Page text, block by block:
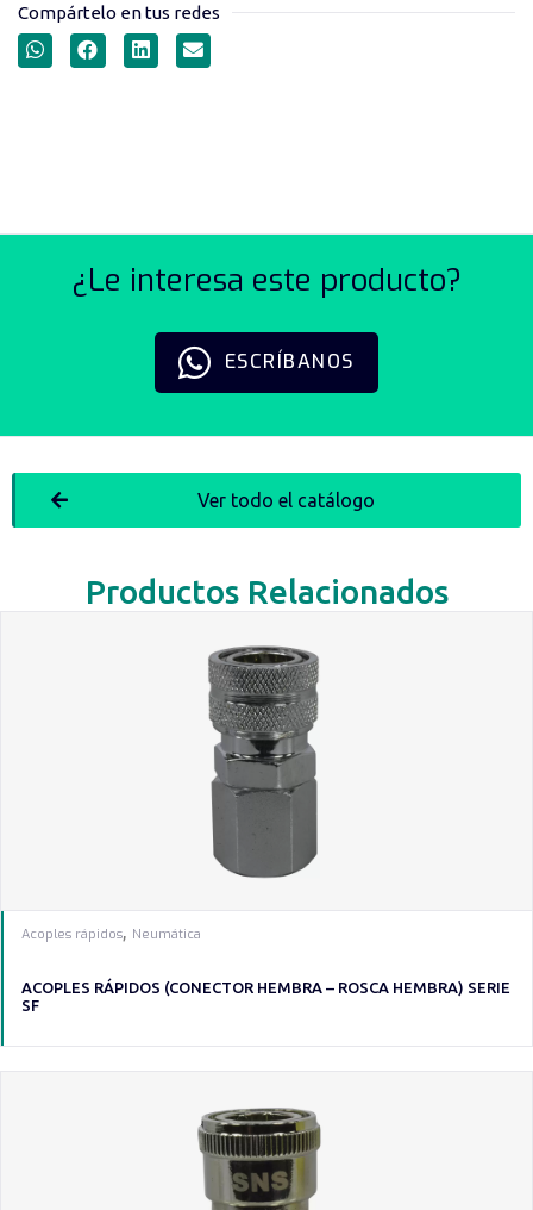
Compártelo en tus redes
¿Le interesa este producto?
ESCRÍBANOS
Productos Relacionados
Ver todo el catálogo
Acoples rápidos, Neumática
ACOPLES RÁPIDOS (CONECTOR HEMBRA – ROSCA HEMBRA) SERIE
SF